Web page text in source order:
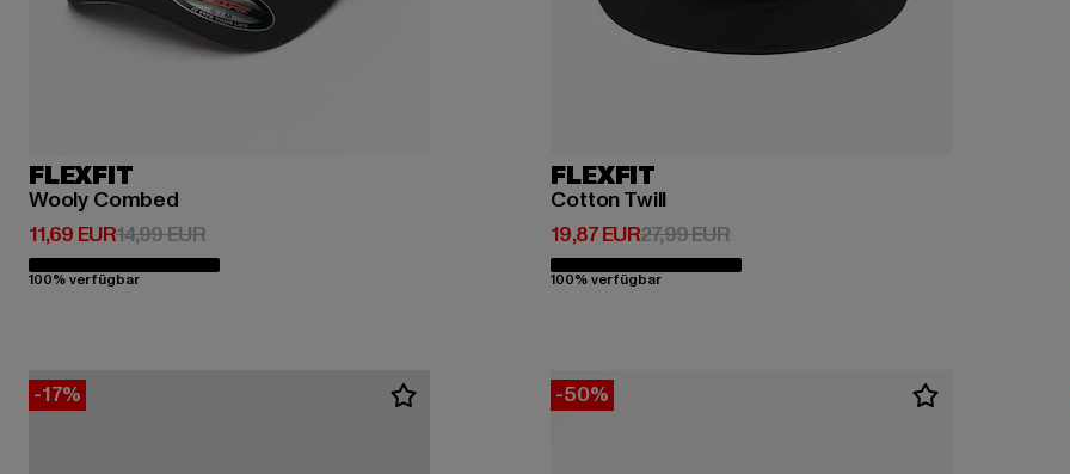
FLEXFIT
Wooly Combed
11,69 EUR
Derzeitiger Preis: 11,69 EUR
14,99 EURAktionspreis: 14,99 EUR
100% verfügbar
FLEXFIT
Cotton Twill
19,87 EUR
Derzeitiger Preis: 19,87 EUR
27,99 EURAktionspreis: 27,99 EUR
100% verfügbar
-17% -50%